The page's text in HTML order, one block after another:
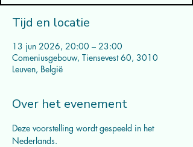
Tijd en locatie
13 jun 2026, 20:00 – 23:00
Comeniusgebouw, Tiensevest 60, 3010
Leuven, België
Over het evenement
Deze voorstelling wordt gespeeld in het
Nederlands.